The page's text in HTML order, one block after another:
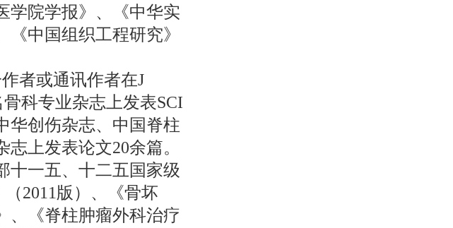
学院学报》、《中华实
中国组织工程研究》
者或通讯作者在J
科专业杂志上发表SCI
华创伤杂志、中国脊柱
上发表论文20余篇。
十一五、十二五国家级
（2011版）、《骨坏
、《脊柱肿瘤外科治疗